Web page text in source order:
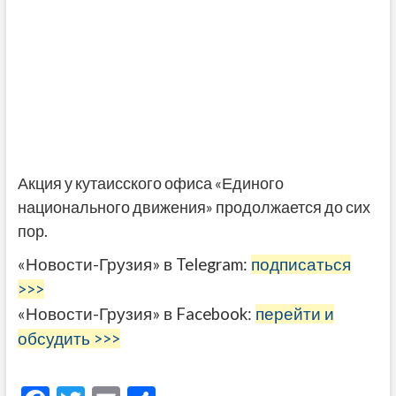
Акция у кутаисского офиса «Единого
национального движения» продолжается до сих
пор.
«Новости-Грузия» в Telegram: подписаться
>>>
«Новости-Грузия» в Facebook: перейти и
обсудить >>>